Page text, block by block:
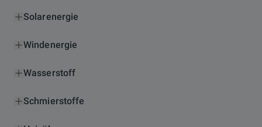
Solarenergie
Windenergie
Wasserstoff
Schmierstoffe